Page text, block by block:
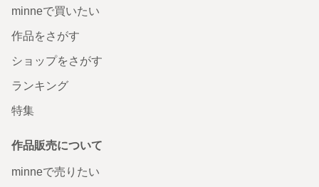
minneで買いたい
作品をさがす
ショップをさがす
ランキング
特集
作品販売について
minneで売りたい